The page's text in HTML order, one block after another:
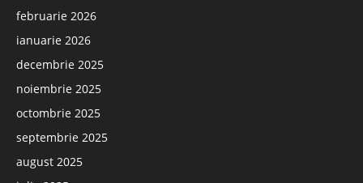
februarie 2026
ianuarie 2026
decembrie 2025
noiembrie 2025
octombrie 2025
septembrie 2025
august 2025